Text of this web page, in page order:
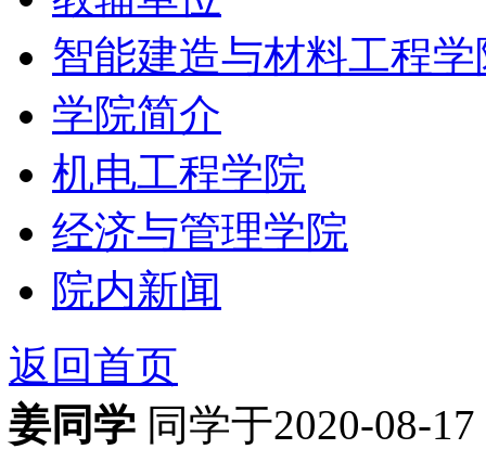
智能建造与材料工程学
学院简介
机电工程学院
经济与管理学院
院内新闻
返回首页
姜同学 同学于2020-08-